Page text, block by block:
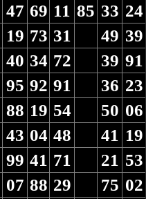
47 69 11 85 33 24
19 73 31 49 39
40 34 72 39 91
95 92 91 36 23
88 19 54 50 06
43 04 48 41 19
99 41 71 21 53
07 88 29 75 02